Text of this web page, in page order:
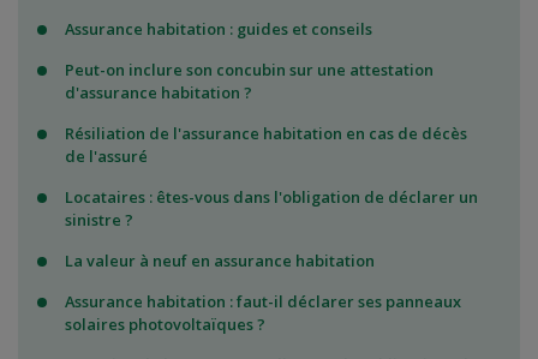
Assurance habitation : guides et conseils
Peut-on inclure son concubin sur une attestation
d'assurance habitation ?
Résiliation de l'assurance habitation en cas de décès
de l'assuré
Locataires : êtes-vous dans l'obligation de déclarer un
sinistre ?
La valeur à neuf en assurance habitation
Assurance habitation : faut-il déclarer ses panneaux
solaires photovoltaïques ?